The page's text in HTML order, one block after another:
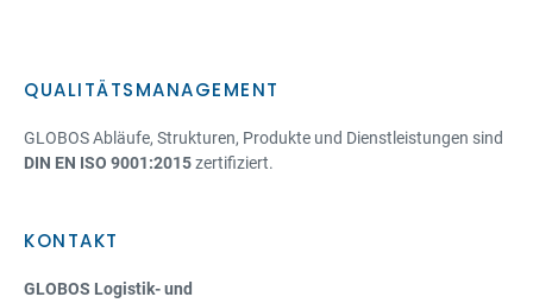
QUALITÄTSMANAGEMENT
GLOBOS Abläufe, Strukturen, Produkte und Dienstleistungen sind
DIN EN ISO 9001:2015zertifiziert.
KONTAKT
GLOBOS Logistik- und